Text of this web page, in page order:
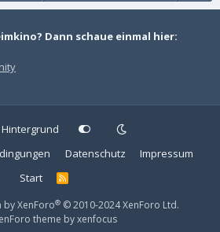
Dann schaue einmal hier:
Datenschutz
Impressum
Start
R
S
XenForo® © 2010-2024 XenForo Ltd.
theme by xenfocus